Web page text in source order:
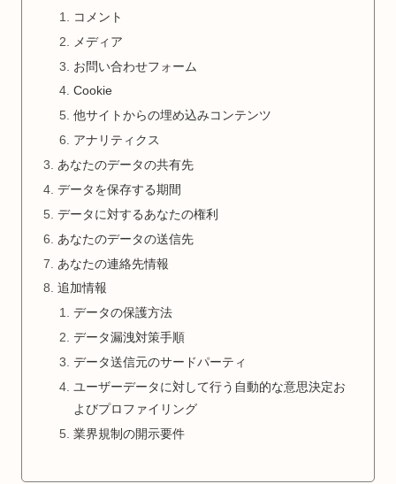
コメント
メディア
お問い合わせフォーム
Cookie
他サイトからの埋め込みコンテンツ
アナリティクス
あなたのデータの共有先
データを保存する期間
データに対するあなたの権利
あなたのデータの送信先
あなたの連絡先情報
追加情報
データの保護方法
データ漏洩対策手順
データ送信元のサードパーティ
ユーザーデータに対して行う自動的な意思決定お
よびプロファイリング
業界規制の開示要件